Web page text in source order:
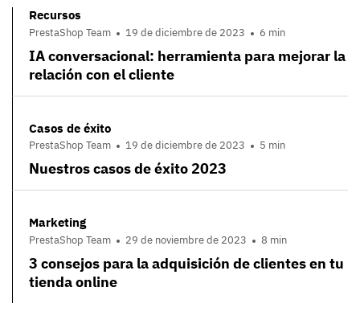
Recursos
PrestaShop Team 19 de diciembre de 2023 6 min
IA conversacional: herramienta para mejorar la
relación con el cliente
Casos de éxito
PrestaShop Team 19 de diciembre de 2023 5 min
Nuestros casos de éxito 2023
Marketing
PrestaShop Team 29 de noviembre de 2023 8 min
3 consejos para la adquisición de clientes en tu
tienda online